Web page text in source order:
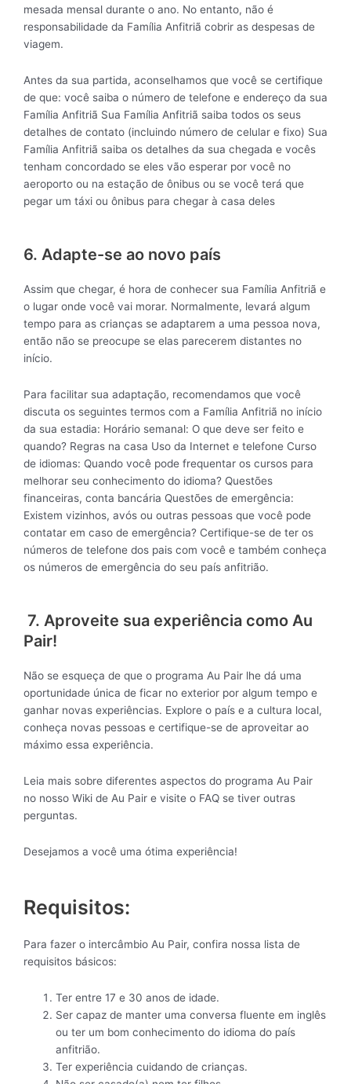
mesada mensal durante o ano. No entanto, não é
responsabilidade da Família Anfitriã cobrir as despesas de
viagem.
Antes da sua partida, aconselhamos que você se certifique
de que: você saiba o número de telefone e endereço da sua
Família Anfitriã Sua Família Anfitriã saiba todos os seus
detalhes de contato (incluindo número de celular e fixo) Sua
Família Anfitriã saiba os detalhes da sua chegada e vocês
tenham concordado se eles vão esperar por você no
aeroporto ou na estação de ônibus ou se você terá que
pegar um táxi ou ônibus para chegar à casa deles
6. Adapte-se ao novo país
Assim que chegar, é hora de conhecer sua Família Anfitriã e
o lugar onde você vai morar. Normalmente, levará algum
tempo para as crianças se adaptarem a uma pessoa nova,
então não se preocupe se elas parecerem distantes no
início.
Para facilitar sua adaptação, recomendamos que você
discuta os seguintes termos com a Família Anfitriã no início
da sua estadia: Horário semanal: O que deve ser feito e
quando? Regras na casa Uso da Internet e telefone Curso
de idiomas: Quando você pode frequentar os cursos para
melhorar seu conhecimento do idioma? Questões
financeiras, conta bancária Questões de emergência:
Existem vizinhos, avós ou outras pessoas que você pode
contatar em caso de emergência? Certifique-se de ter os
números de telefone dos pais com você e também conheça
os números de emergência do seu país anfitrião.
7. Aproveite sua experiência como Au
Pair!
Não se esqueça de que o programa Au Pair lhe dá uma
oportunidade única de ficar no exterior por algum tempo e
ganhar novas experiências. Explore o país e a cultura local,
conheça novas pessoas e certifique-se de aproveitar ao
máximo essa experiência.
Leia mais sobre diferentes aspectos do programa Au Pair
no nosso Wiki de Au Pair e visite o FAQ se tiver outras
perguntas.
Desejamos a você uma ótima experiência!
Requisitos:
Para fazer o intercâmbio Au Pair, confira nossa lista de
requisitos básicos:
Ter entre 17 e 30 anos de idade.
Ser capaz de manter uma conversa fluente em inglês
ou ter um bom conhecimento do idioma do país
anfitrião.
Ter experiência cuidando de crianças.